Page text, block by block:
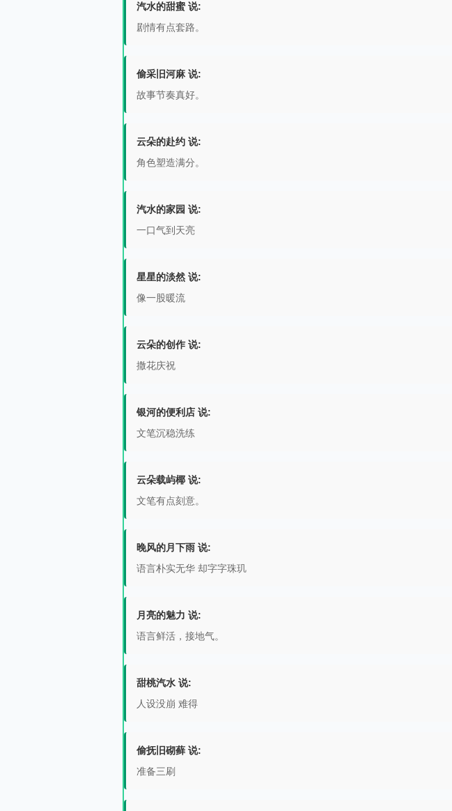
汽水的甜蜜 说:
剧情有点套路。
偷采旧河麻 说:
故事节奏真好。
云朵的赴约 说:
角色塑造满分。
汽水的家园 说:
一口气到天亮
星星的淡然 说:
像一股暖流
云朵的创作 说:
撒花庆祝
银河的便利店 说:
文笔沉稳洗练
云朵载屿椰 说:
文笔有点刻意。
晚风的月下雨 说:
语言朴实无华 却字字珠玑
月亮的魅力 说:
语言鲜活，接地气。
甜桃汽水 说:
人设没崩 难得
偷抚旧砌藓 说:
准备三刷